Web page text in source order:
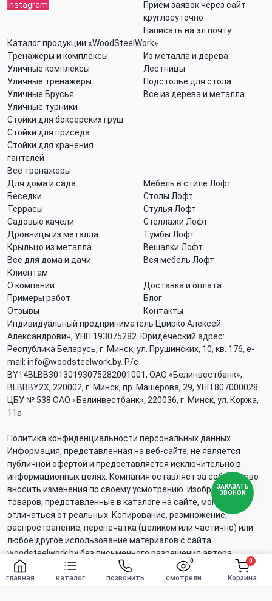
главная каталог смотрели
0
позвонить Корзина
0
Заказать
Instagram
Прием заявок через сайт:
круглосуточно
Написать на эл.почту
Каталог продукции «WoodSteelWork»
Тренажеры и комплексы
Уличные комплексы
Уличные тренажеры
Уличные Брусья
Уличные турники
Стойки для боксерских груш
Стойки для приседа
Стойки для хранения
гантелей
Все тренажеры
Из металла и дерева:
Лестницы
Подстолье для стола
Все из дерева и металла
Для дома и сада:
Беседки
Террасы
Садовые качели
Дровницы из металла
Крыльцо из металла
Все для дома и дачи
Мебель в стиле Лофт:
Столы Лофт
Стулья Лофт
Стеллажи Лофт
Тумбы Лофт
Вешалки Лофт
Вся мебель Лофт
Клиентам
О компании
Доставка и оплата
Примеры работ
Блог
Отзывы
Контакты
Индивидуальный предприниматель Цвирко Алексей
Александрович, УНП 193075282. Юридеческий адрес:
Республика Беларусь, г. Минск, ул. Прушинских, 10, кв. 176, e-
mail: info@woodsteelwork.by. Р/с
BY14BLBB30130193075282001001, ОАО «Белинвестбанк»,
BLBBBY2X, 220002, г. Минск, пр. Машерова, 29, УНП 807000028
ЦБУ № 538 ОАО «Белинвестбанк», 220036, г. Минск, ул. Коржа,
11а
Политика конфиденциальности персональных данных
Информация, представленная на веб-сайте, не является
публичной офертой и предоставляется исключительно в
информационных целях. Компания оставляет за собой право
вносить изменения по своему усмотрению. Изображения
товаров, представленные в каталоге на сайте, могут
отличаться от реальных. Копирование, размножение,
распространение, перепечатка (целиком или частично) или
любое другое использование материалов с сайта
woodsteelwork.by без письменного разрешения автора
запрещено. Нарушение авторских прав будет преследоваться
в соответствии с действующим законодательством.
ЗАКАЗАТЬ
ЗВОНОК